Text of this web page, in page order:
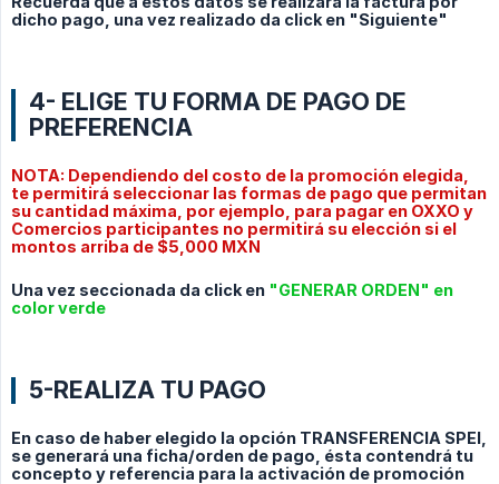
dicho pago, una vez realizado da click en "Siguiente"
4- ELIGE TU FORMA DE PAGO DE
PREFERENCIA
NOTA: Dependiendo del costo de la promoción elegida,
te permitirá seleccionar las formas de pago que permitan
su cantidad máxima, por ejemplo, para pagar en OXXO y
Comercios participantes no permitirá su elección si el
montos arriba de $5,000 MXN
Una vez seccionada da click en "GENERAR ORDEN" en
color verde
5-REALIZA TU PAGO
En caso de haber elegido la opción TRANSFERENCIA SPEI,
se generará una ficha/orden de pago, ésta contendrá tu
concepto y referencia para la activación de promoción